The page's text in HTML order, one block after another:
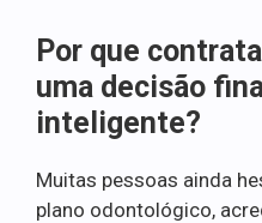
Por que
uma decisão
inteligente?
Muitas pessoas ainda
plano odontológico,